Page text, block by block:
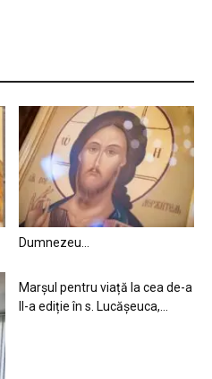
Dumnezeu…
Marșul pentru viață la cea de-a
II-a ediție în s. Lucășeuca,...